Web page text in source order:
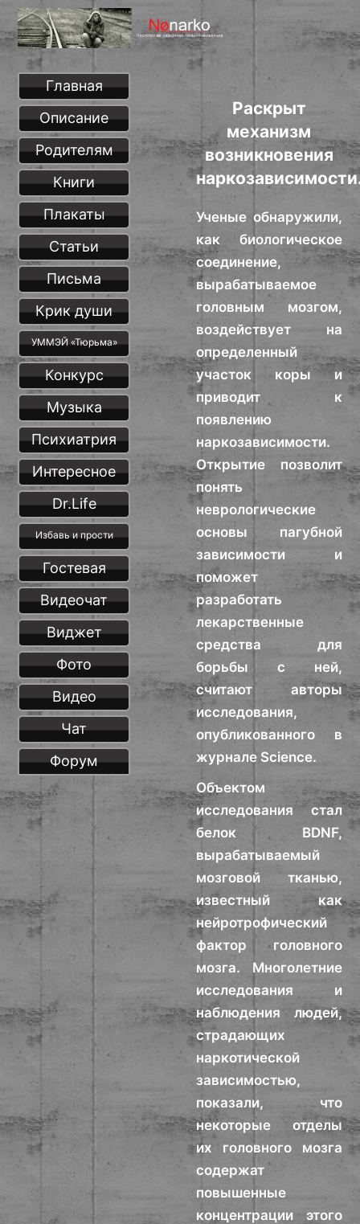
Раскрыт
механизм
возникновения
Ученые обнаружили,
как биологическое
соединение,
вырабатываемое
головным мозгом,
воздействует на
определенный
участок коры и
приводит к
появлению
наркозависимости.
Открытие позволит
понять
неврологические
основы пагубной
зависимости и
поможет
разработать
лекарственные
средства для
борьбы с ней,
считают авторы
исследования,
опубликованного в
журнале Science.
Объектом
исследования стал
белок BDNF,
вырабатываемый
мозговой тканью,
известный как
нейротрофический
фактор головного
мозга. Многолетние
исследования и
наблюдения людей,
страдающих
наркотической
зависимостью,
показали, что
некоторые отделы
их головного мозга
содержат
повышенные
концентрации этого
Главная
Описание
Родителям
Книги
Плакаты
Статьи
Письма
Крик души
УММЭЙ «Тюрьма»
Конкурс
Музыка
Психиатрия
Интересное
Dr.Life
Избавь и прости
Гостевая
Видеочат
Виджет
Фото
Видео
Чат
Форум